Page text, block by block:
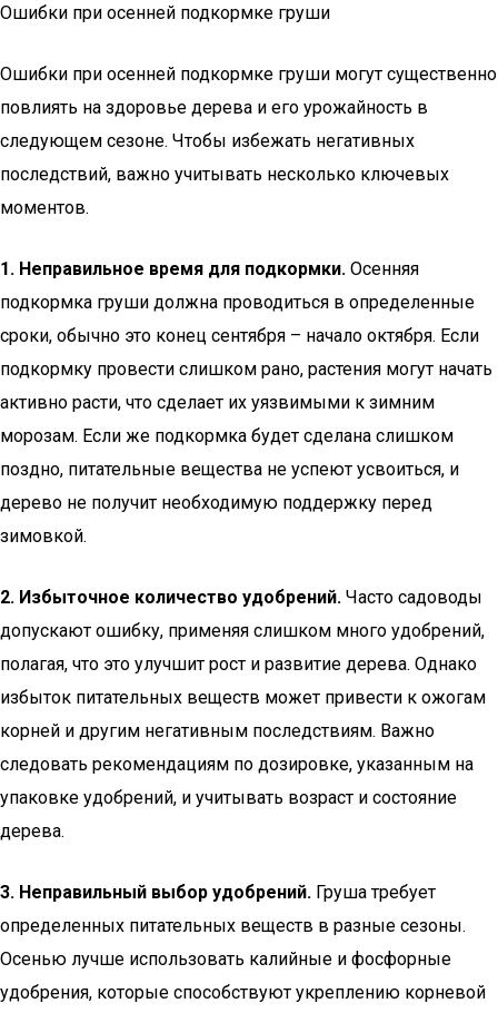
Ошибки при осенней подкормке груши
Ошибки при осенней подкормке груши могут существенно
повлиять на здоровье дерева и его урожайность в
следующем сезоне. Чтобы избежать негативных
последствий, важно учитывать несколько ключевых
моментов.
1. Неправильное время для подкормки. Осенняя
подкормка груши должна проводиться в определенные
сроки, обычно это конец сентября – начало октября. Если
подкормку провести слишком рано, растения могут начать
активно расти, что сделает их уязвимыми к зимним
морозам. Если же подкормка будет сделана слишком
поздно, питательные вещества не успеют усвоиться, и
дерево не получит необходимую поддержку перед
зимовкой.
2. Избыточное количество удобрений. Часто садоводы
допускают ошибку, применяя слишком много удобрений,
полагая, что это улучшит рост и развитие дерева. Однако
избыток питательных веществ может привести к ожогам
корней и другим негативным последствиям. Важно
следовать рекомендациям по дозировке, указанным на
упаковке удобрений, и учитывать возраст и состояние
дерева.
3. Неправильный выбор удобрений. Груша требует
определенных питательных веществ в разные сезоны.
Осенью лучше использовать калийные и фосфорные
удобрения, которые способствуют укреплению корневой